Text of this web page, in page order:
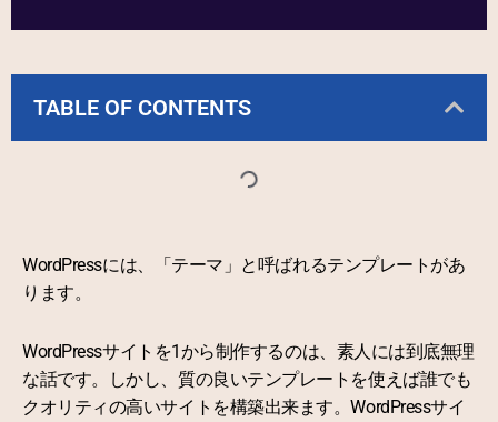
TABLE OF CONTENTS
WordPressには、「テーマ」と呼ばれるテンプレートがあ
ります。
WordPressサイトを1から制作するのは、素人には到底無理
な話です。しかし、質の良いテンプレートを使えば誰でも
クオリティの高いサイトを構築出来ます。WordPressサイ